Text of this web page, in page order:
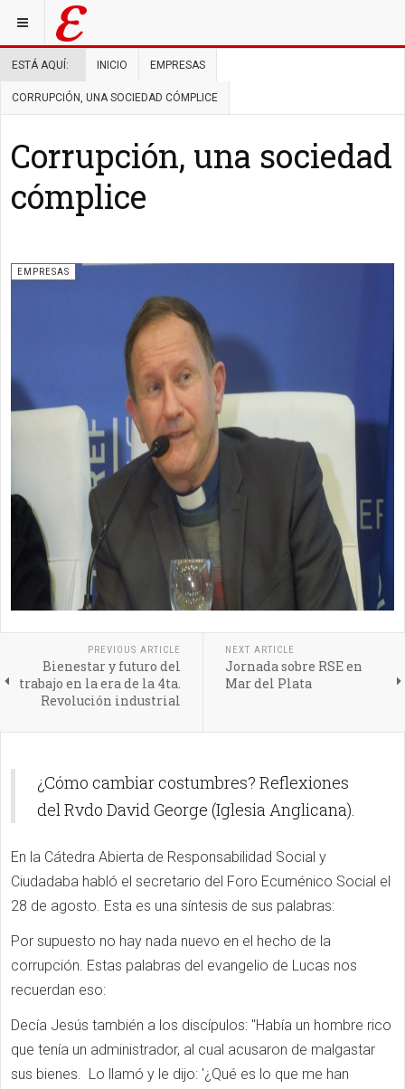
ESTÁ AQUÍ: INICIO EMPRESAS
CORRUPCIÓN, UNA SOCIEDAD CÓMPLICE
Corrupción, una sociedad
cómplice
EMPRESAS
PREVIOUS ARTICLE
Bienestar y futuro del
trabajo en la era de la 4ta.
Revolución industrial
NEXT ARTICLE
Jornada sobre RSE en
Mar del Plata
¿Cómo cambiar costumbres? Reflexiones
del Rvdo David George (Iglesia Anglicana).
En la Cátedra Abierta de Responsabilidad Social y
Ciudadaba habló el secretario del Foro Ecuménico Social el
28 de agosto. Esta es una síntesis de sus palabras:
Por supuesto no hay nada nuevo en el hecho de la
corrupción. Estas palabras del evangelio de Lucas nos
recuerdan eso:
Decía Jesús también a los discípulos: "Había un hombre rico
que tenía un administrador, al cual acusaron de malgastar
sus bienes. Lo llamó y le dijo: '¿Qué es lo que me han